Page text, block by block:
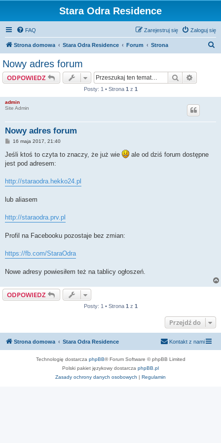
Stara Odra Residence
FAQ Zaloguj się
Zarejestruj się
Strona domowa Stara Odra Residence Forum Strona
Nowy adres forum
ODPOWIEDZ Szukaj
Posty: 1 • Strona 1 z 1
admin
Site Admin
Nowy adres forum
P
s
t
16 maja 2017, 21:40
Jeśli ktoś to czyta to znaczy, że już wie
ale od dziś forum dostępne
jest pod adresem:
http://staraodra.hekko24.pl
lub aliasem
http://staraodra.prv.pl
Profil na Facebooku pozostaje bez zmian:
https://fb.com/StaraOdra
Nowe adresy powiesiłem też na tablicy ogłoszeń.
ODPOWIEDZ
Posty: 1 • Strona 1 z 1
Przejdź do
Strona domowa Stara Odra Residence Kontakt z nami
Technologię dostarcza phpBB® Forum Software © phpBB Limited
Polski pakiet językowy dostarcza phpBB.pl
Zasady ochrony danych osobowych | Regulamin